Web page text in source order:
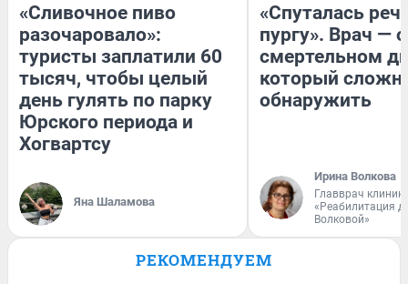
«Сливочное пиво
разочаровало»:
туристы заплатили 60
тысяч, чтобы целый
день гулять по парку
Юрского периода и
Хогвартсу
Яна Шаламова
«Спуталась
пургу». Врач — о
смертельном
который
обнаружить
Ирина Волкова
Главврач
«Реабилитация
Волковой»
РЕКОМЕНДУЕМ